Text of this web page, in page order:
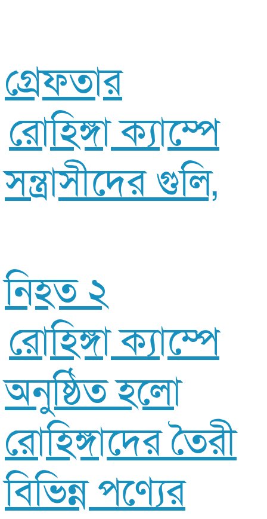
গ্রেফতার
রোহিঙ্গা ক্যাম্পে
সন্ত্রাসীদের গুলি,
নিহত ২
রোহিঙ্গা ক্যাম্পে
অনুষ্ঠিত হলো
রোহিঙ্গাদের তৈরী
বিভিন্ন পণ্যের